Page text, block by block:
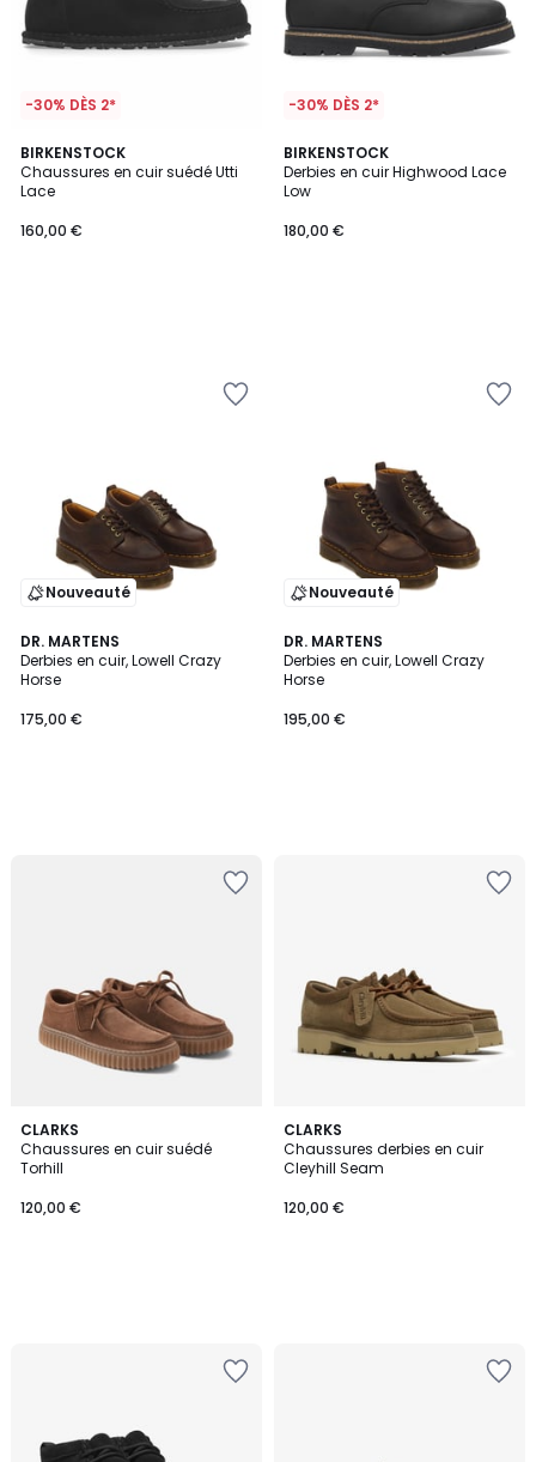
-30% DÈS 2*
BIRKENSTOCK
Chaussures en cuir suédé Utti
Lace
160,00 €
-30% DÈS 2*
BIRKENSTOCK
Derbies en cuir Highwood Lace
Low
180,00 €
Nouveauté
DR. MARTENS
Derbies en cuir, Lowell Crazy
Horse
175,00 €
Nouveauté
DR. MARTENS
Derbies en cuir, Lowell Crazy
Horse
195,00 €
CLARKS
Chaussures en cuir suédé
Torhill
120,00 €
CLARKS
Chaussures derbies en cuir
Cleyhill Seam
120,00 €